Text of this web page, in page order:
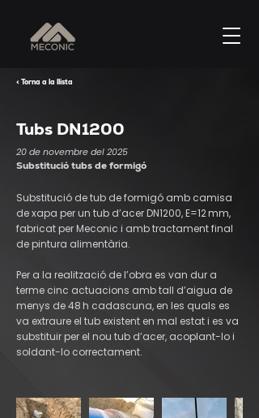
< Torna a la llista
Tubs DN1200
20 de novembre del 2025
Substitució tubs de formigó
Substitució de tub de formigó amb camisa
de xapa per un tub d’acer DN1200, E=12 mm,
fabricat per Meconic i amb tractament final
de pintura alimentària.
Per a la realització de l’obra es van dur a
terme cinc actuacions amb tall d’aigua de
menys de 48 h cadascuna, en les quals es
va extraure el tub existent en mal estat i es va
substituir per el nou tub d’acer, acoplant-lo i
soldant-lo correctament.